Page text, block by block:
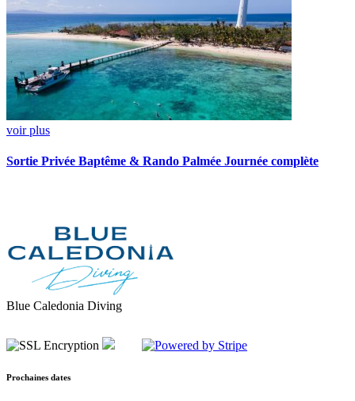
voir plus
Sortie Privée Baptême & Rando Palmée Journée complète
Blue Caledonia Diving
Prochaines dates